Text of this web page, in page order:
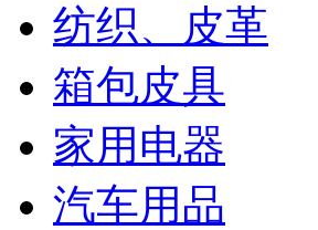
纺织、皮革
箱包皮具
家用电器
汽车用品